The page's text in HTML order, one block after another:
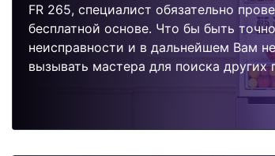
FR 265, специалист обязательно
бесплатной основе. Что бы быть
неисправности и в дальнейшем Вам
вызывать мастера для поиска других